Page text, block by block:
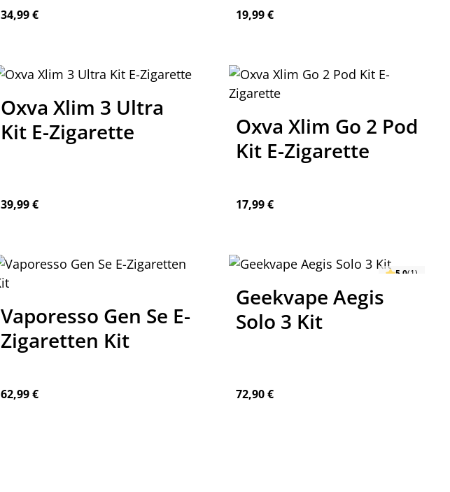
Regulärer Preis:
34,99 € Regulärer Preis:
19,99 €
Oxva Xlim 3 Ultra
Kit E-Zigarette
Regulärer Preis:
39,99 €
Oxva Xlim Go 2 Pod
Kit E-Zigarette
Regulärer Preis:
17,99 €
Vaporesso Gen Se E-
Zigaretten Kit
Regulärer Preis:
62,99 €
5.0(1)
Geekvape Aegis
Solo 3 Kit
Regulärer Preis:
72,90 €